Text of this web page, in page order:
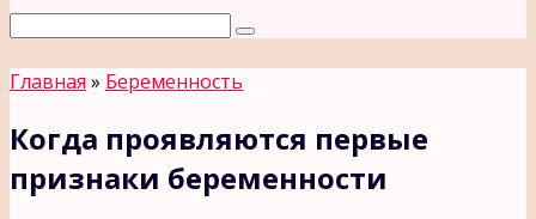
Поиск:
Главная » Беременность
Когда проявляются первые
признаки беременности